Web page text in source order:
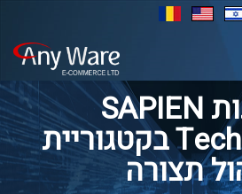
תוכנות SAPIEN
Technologies בקטגוריית
תצורה